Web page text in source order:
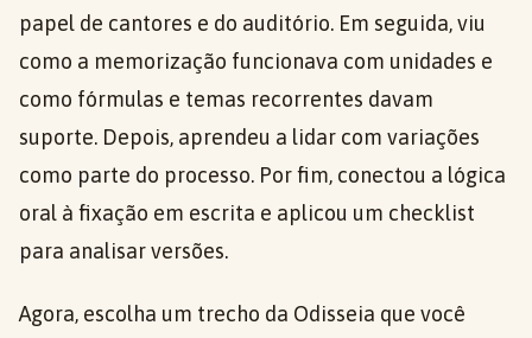
papel de cantores e do auditório. Em seguida, viu
como a memorização funcionava com unidades e
como fórmulas e temas recorrentes davam
suporte. Depois, aprendeu a lidar com variações
como parte do processo. Por fim, conectou a lógica
oral à fixação em escrita e aplicou um checklist
para analisar versões.
Agora, escolha um trecho da Odisseia que você